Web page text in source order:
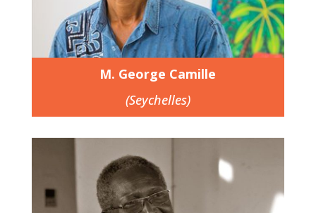
M. George Camille
(Seychelles)